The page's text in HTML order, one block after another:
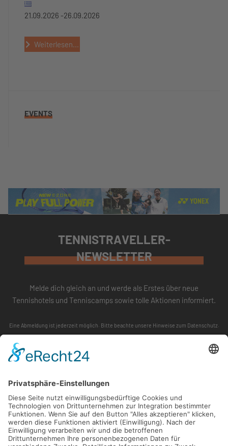
21.09.2026 -26.09.2026
Weiterlesen...
EVENTS
TENNISTRAVELLER-
NEWSLETTER
Melde dich gleich an und werde als Erstes über neue
Tennishotels und Tenniscamps sowie tolle Aktionen informiert.
Eine Abmeldung ist jederzeit möglich. Bitte beachte unsere Hinweise zum Datenschutz.
ABONNIEREN